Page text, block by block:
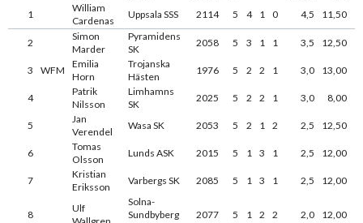
1
William
Cardenas
Uppsala SSS 2114 5 4 1 0 4,5 11,50
2
Simon
Marder
Pyramidens
SK
2058 5 3 1 1 3,5 12,50
3 WFM
Emilia
Horn
Trojanska
Hästen
1976 5 2 2 1 3,0 13,00
4
Patrik
Nilsson
Limhamns
SK
2025 5 2 2 1 3,0 8,00
5
Jan
Verendel
Wasa SK 2053 5 2 1 2 2,5 12,50
6
Tomas
Olsson
Lunds ASK 2015 5 1 3 1 2,5 12,00
7
Kristian
Eriksson
Varbergs SK 2085 5 1 3 1 2,5 12,00
8
Ulf
Solna-
Sundbyberg
2077 5 1 2 2 2,0 12,00